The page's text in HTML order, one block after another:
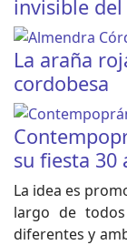
invisible del
La araña
cordobesa
su fiesta 30
La idea es
largo de
diferentes y